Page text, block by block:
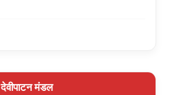
देवीपाटन मंडल